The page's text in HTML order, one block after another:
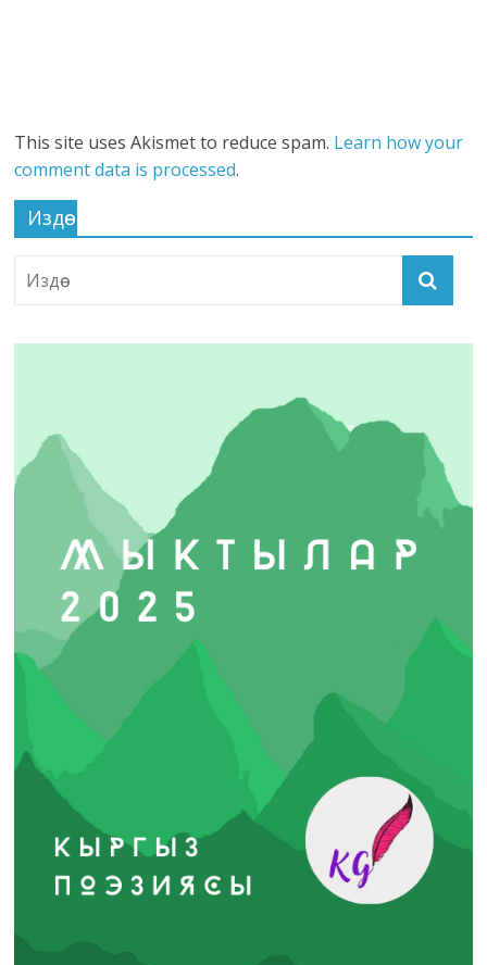
This site uses Akismet to reduce spam. Learn how your
comment data is processed.
Издөө